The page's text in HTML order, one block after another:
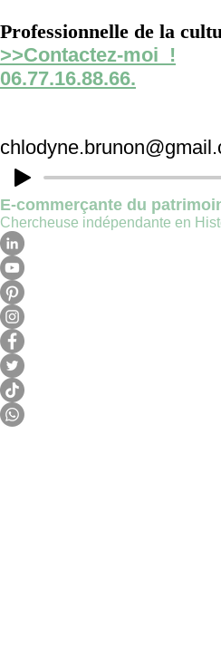
Professionnelle de la
>>Contactez-moi !
06.77.16.88.66.
E-commerçante du
Chercheuse indépendante en